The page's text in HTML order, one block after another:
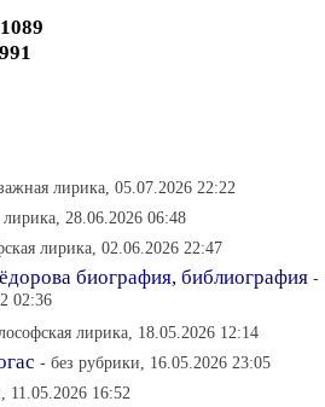
1089
991
лирика, 05.07.2026 22:22
28.06.2026 06:48
лирика, 02.06.2026 22:47
биография, библиография -
02:36
лирика, 18.05.2026 12:14
- без рубрики, 16.05.2026 23:05
11.05.2026 16:52